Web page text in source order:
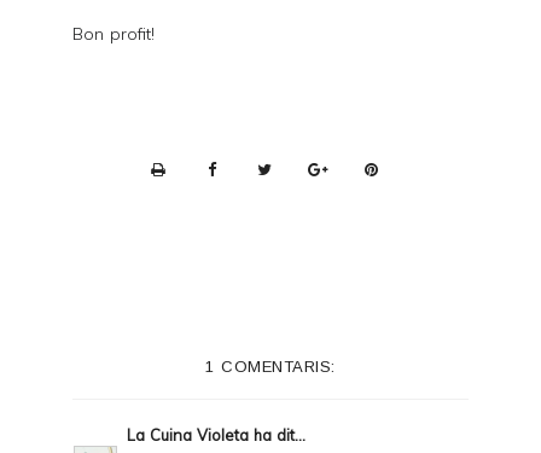
Bon profit!
1 COMENTARIS:
La Cuina Violeta ha dit...